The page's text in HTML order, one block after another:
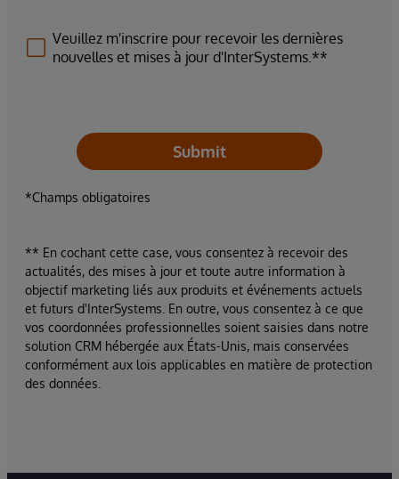
Veuillez m'inscrire pour recevoir les dernières
nouvelles et mises à jour d'InterSystems.**
Submit
*Champs obligatoires
** En cochant cette case, vous consentez à recevoir des
actualités, des mises à jour et toute autre information à
objectif marketing liés aux produits et événements actuels
et futurs d'InterSystems. En outre, vous consentez à ce que
vos coordonnées professionnelles soient saisies dans notre
solution CRM hébergée aux États-Unis, mais conservées
conformément aux lois applicables en matière de protection
des données.